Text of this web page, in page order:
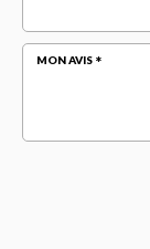
MON AVIS